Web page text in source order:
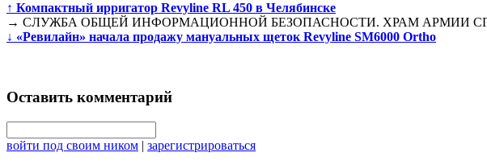
↑ Компактный ирригатор Revyline RL 450 в Челябинске
→ СЛУЖБА ОБЩЕЙ ИНФОРМАЦИОННОЙ БЕЗОПАСНОСТИ. ХРАМ АРМИИ
↓ «Ревилайн» начала продажу мануальных щеток Revyline SM6000 Ortho
Оставить комментарий
войти под своим ником | зарегистрироваться